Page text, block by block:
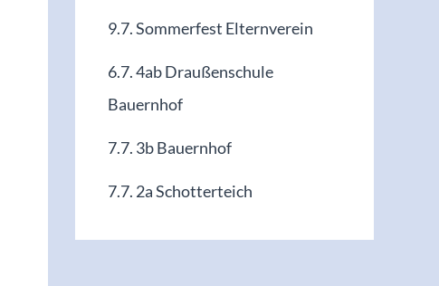
9.7. Sommerfest Elternverein
6.7. 4ab Draußenschule
Bauernhof
7.7. 3b Bauernhof
7.7. 2a Schotterteich